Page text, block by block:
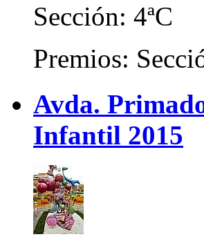
Sección: 4ªC
Premios:
Avda.
Infantil 2015